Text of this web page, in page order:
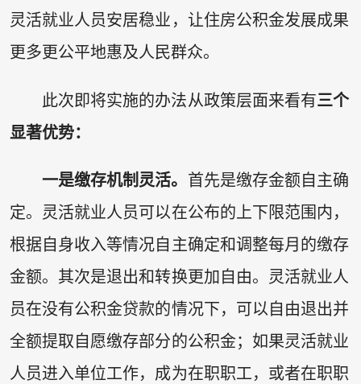
灵活就业人员安居稳业，让住房公积金发展成果
更多更公平地惠及人民群众。
此次即将实施的办法从政策层面来看有三个
显著优势：
一是缴存机制灵活。 首先是缴存金额自主确
定。灵活就业人员可以在公布的上下限范围内，
根据自身收入等情况自主确定和调整每月的缴存
金额。其次是退出和转换更加自由。灵活就业人
员在没有公积金贷款的情况下，可以自由退出并
全额提取自愿缴存部分的公积金；如果灵活就业
人员进入单位工作，成为在职职工，或者在职职